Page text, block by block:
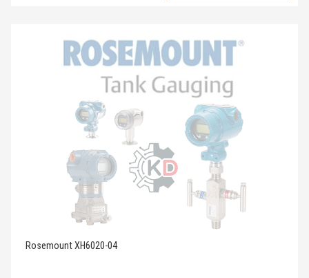
Rosemount XH6020-04